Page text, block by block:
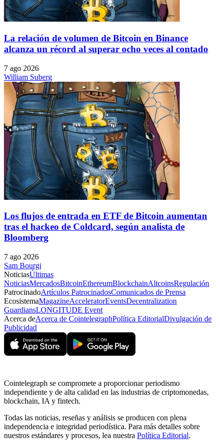
La relación de volumen de Bitcoin en Binance
alcanza un récord al superar ocho veces al contado
7 ago 2026
William Suberg
Los flujos de entrada en ETF de Bitcoin aumentan
tras el hackeo de Coldcard, según analista de
Bloomberg
7 ago 2026
Sam Bourgi
NoticiasÚltimas
NoticiasMercadosBitcoinEthereumBlockchainAltcoinsRegulación
PatrocinadoArtículos PatrocinadosComunicados de Prensa
EcosistemaMagazineAcceleratorEventsDecentralization
GuardiansLONGITUDE Event
Acerca deAcerca de CointelegraphPolítica EditorialDivulgación de
Publicidad
Cointelegraph se compromete a proporcionar periodismo
independiente y de alta calidad en las industrias de criptomonedas,
blockchain, IA y fintech.
Todas las noticias, reseñas y análisis se producen con plena
independencia e integridad periodística. Para más detalles sobre
nuestros estándares y procesos, lea nuestra Política Editorial.